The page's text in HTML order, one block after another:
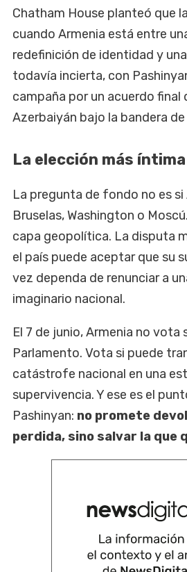
Chatham House planteó que
cuando Armenia está entre
redefinición de identidad y
todavía incierta, con
campaña por un acuerdo final
Azerbaiyán bajo la bandera de
La elección más íntima
La pregunta de fondo no es si
Bruselas, Washington o
capa geopolítica. La disputa
el país puede aceptar que su
vez dependa de renunciar a
imaginario nacional.
El 7 de junio, Armenia no vota
Parlamento. Vota si puede
catástrofe nacional en una
supervivencia. Y ese es el
Pashinyan: no promete
perdida, sino salvar la que